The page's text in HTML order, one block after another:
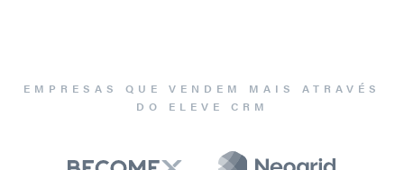
EMPRESAS QUE VENDEM MAIS ATRAVÉS
DO ELEVE CRM